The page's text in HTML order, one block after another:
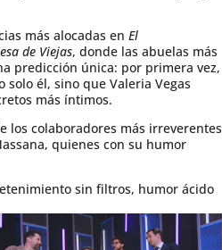
más alocadas en El
de Viejas, donde las abuelas más
predicción única: por primera vez,
él, sino que Valeria Vegas
más íntimos.
los colaboradores más irreverentes
quienes con su humor
sin filtros, humor ácido